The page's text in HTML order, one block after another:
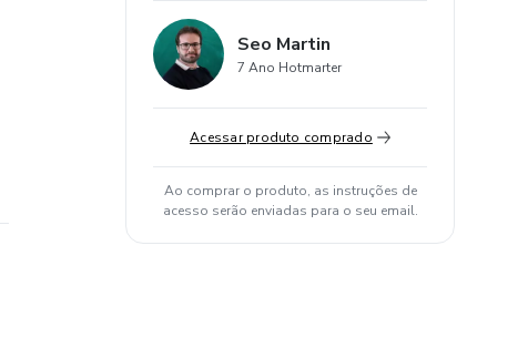
Seo Martin
7 Ano Hotmarter
Acessar produto comprado
Ao comprar o produto, as instruções de
acesso serão enviadas para o seu email.